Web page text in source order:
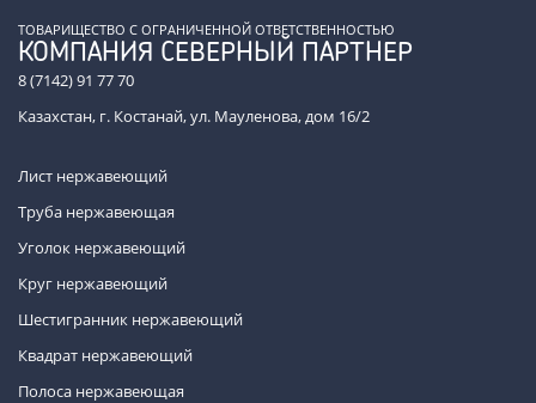
ТОВАРИЩЕСТВО С ОГРАНИЧЕННОЙ ОТВЕТСТВЕННОСТЬЮ
КОМПАНИЯ СЕВЕРНЫЙ ПАРТНЕР
8 (7142) 91 77 70
Казахстан, г. Костанай, ул. Мауленова, дом 16/2
Лист нержавеющий
Труба нержавеющая
Уголок нержавеющий
Круг нержавеющий
Шестигранник нержавеющий
Квадрат нержавеющий
Полоса нержавеющая